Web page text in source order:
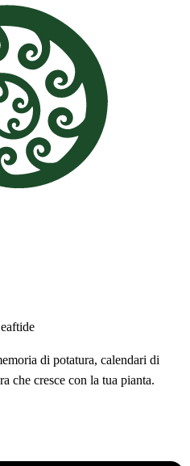
di potatura, calendari di
che cresce con la tua pianta.